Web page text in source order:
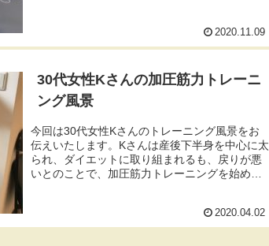
2020.11.09
30代女性Kさんの加圧筋力トレーニ
ング風景
今回は30代女性Kさんのトレーニング風景をお
伝えいたします。Kさんは産後下半身を中心に太
られ、ダイエットに取り組まれるも、戻りが悪
いとのことで、加圧筋力トレーニングを始めら
2020.04.02